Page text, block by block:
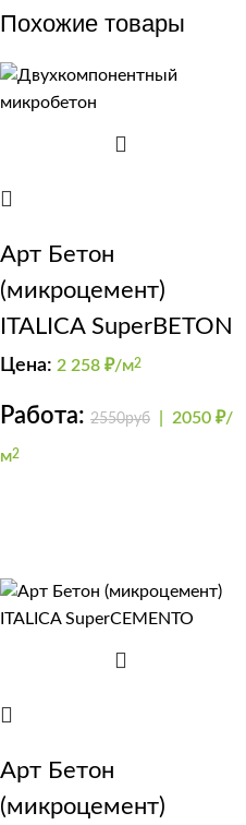
Похожие товары
Арт Бетон
(микроцемент)
ITALICA SuperBETON
Цена: 2 258 ₽/м2
Работа: 2550руб 2050 ₽/
м2
Арт Бетон
(микроцемент)